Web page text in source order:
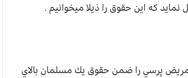
كه اين حقوق را ذيلا ميخوانيم .
پرسي را ضمن حقوق يك مسلمان بالاي